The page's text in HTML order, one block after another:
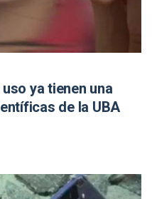
ya tienen una
de la UBA